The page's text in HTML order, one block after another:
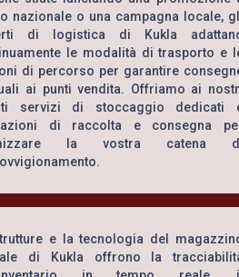
nazionale o una campagna locale,
di logistica di Kukla
le modalità di trasporto e
di percorso per garantire
ai punti vendita. Offriamo ai
servizi di stoccaggio dedicati
di raccolta e consegna
la vostra catena
e la tecnologia del
di Kukla offrono la